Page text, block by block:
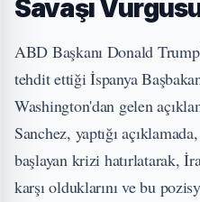
Savaşı
ABD Başkanı Donald
tehdit ettiği İspanya
Washington'dan gelen
Sanchez, yaptığı
başlayan krizi hatırlatarak,
karşı olduklarını ve bu